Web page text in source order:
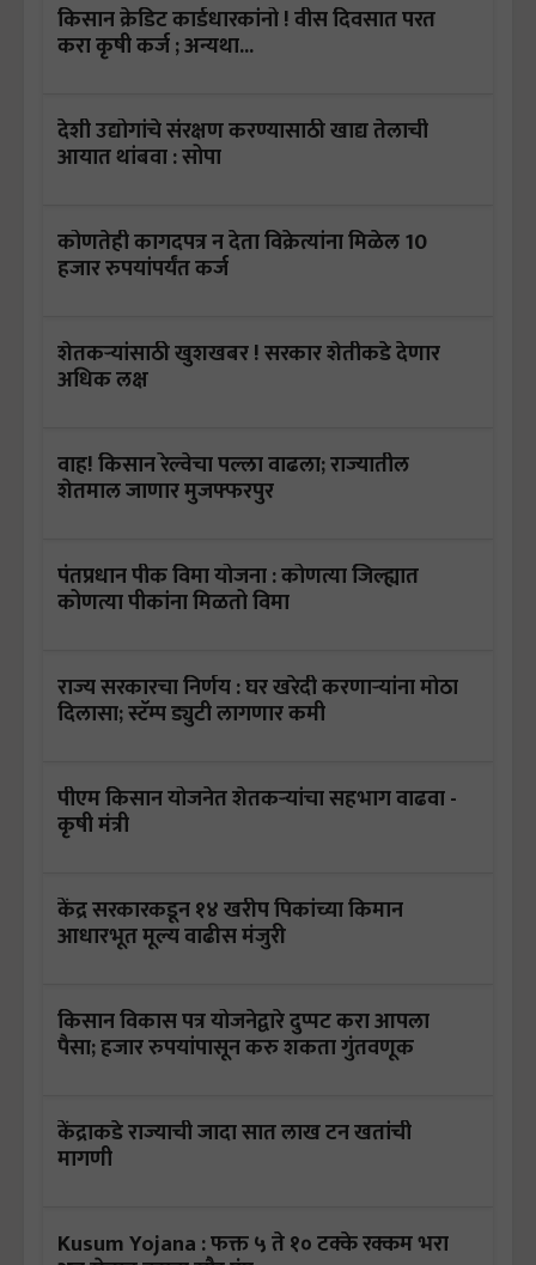
किसान क्रेडिट कार्डधारकांनो ! वीस दिवसात परत
करा कृषी कर्ज ; अन्यथा...
देशी उद्योगांचे संरक्षण करण्यासाठी खाद्य तेलाची
आयात थांबवा : सोपा
कोणतेही कागदपत्र न देता विक्रेत्यांना मिळेल 10
हजार रुपयांपर्यंत कर्ज
शेतकऱ्यांसाठी खुशखबर ! सरकार शेतीकडे देणार
अधिक लक्ष
वाह! किसान रेल्वेचा पल्ला वाढला; राज्यातील
शेतमाल जाणार मुजफ्फरपुर
पंतप्रधान पीक विमा योजना : कोणत्या जिल्ह्यात
कोणत्या पीकांना मिळतो विमा
राज्य सरकारचा निर्णय : घर खरेदी करणाऱ्यांना मोठा
दिलासा; स्टॅम्प ड्युटी लागणार कमी
पीएम किसान योजनेत शेतकऱ्यांचा सहभाग वाढवा -
कृषी मंत्री
केंद्र सरकारकडून १४ खरीप पिकांच्या किमान
आधारभूत मूल्य वाढीस मंजुरी
किसान विकास पत्र योजनेद्वारे दुप्पट करा आपला
पैसा; हजार रुपयांपासून करु शकता गुंतवणूक
केंद्राकडे राज्याची जादा सात लाख टन खतांची
मागणी
Kusum Yojana : फक्त ५ ते १० टक्के रक्कम भरा